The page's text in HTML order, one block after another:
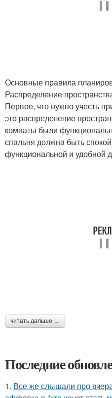
Основные правила
Распределение
Первое, что нужно учесть
это распределение
комнаты были
спальня должна быть
функциональной и удобной
читать дальше →
Последние
1. Все же слышали про